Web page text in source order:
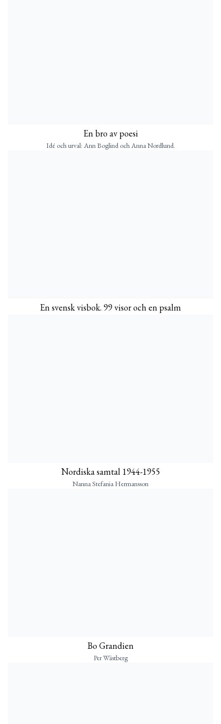
En bro av poesi
Idé och urval: Ann Boglind och Anna Nordlund.
En svensk visbok. 99 visor och en psalm
Nordiska samtal 1944-1955
Nanna Stefania Hermansson
Bo Grandien
Per Wästberg